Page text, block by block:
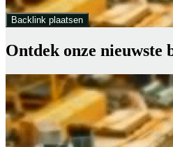
Backlink plaatsen
Ontdek onze nieuwste